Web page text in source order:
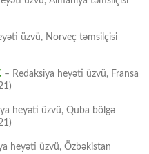
üzvü, Norveç təmsilçisi
– Redaksiya heyəti üzvü, Fransa
heyəti üzvü, Quba bölgə
heyəti üzvü, Özbəkistan